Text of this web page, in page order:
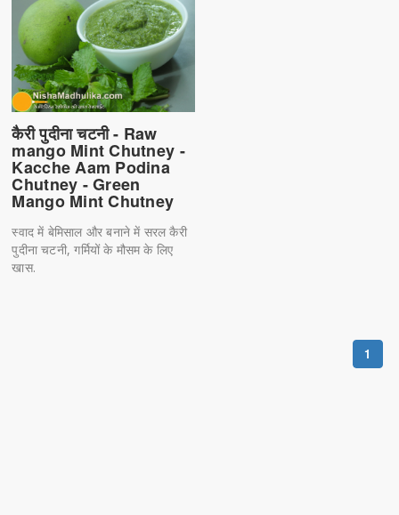
कैरी पुदीना चटनी - Raw
mango Mint Chutney -
Kacche Aam Podina
Chutney - Green
Mango Mint Chutney
स्वाद में बेमिसाल और बनाने में सरल कैरी
पुदीना चटनी, गर्मियों के मौसम के लिए
खास.
1